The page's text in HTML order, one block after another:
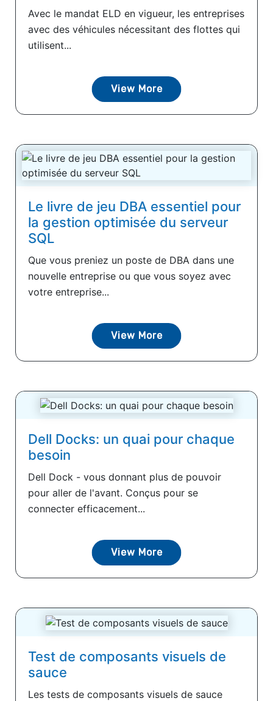
Avec le mandat ELD en vigueur, les entreprises
avec des véhicules nécessitant des flottes qui
utilisent...
View More
Le livre de jeu DBA essentiel pour
la gestion optimisée du serveur
SQL
Que vous preniez un poste de DBA dans une
nouvelle entreprise ou que vous soyez avec
votre entreprise...
View More
Dell Docks: un quai pour chaque
besoin
Dell Dock - vous donnant plus de pouvoir
pour aller de l'avant. Conçus pour se
connecter efficacement...
View More
Test de composants visuels de
sauce
Les tests de composants visuels de sauce